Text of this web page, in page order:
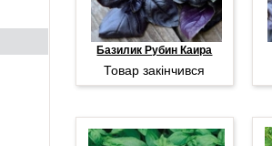
Базилик Рубин Каира
Товар закінчився